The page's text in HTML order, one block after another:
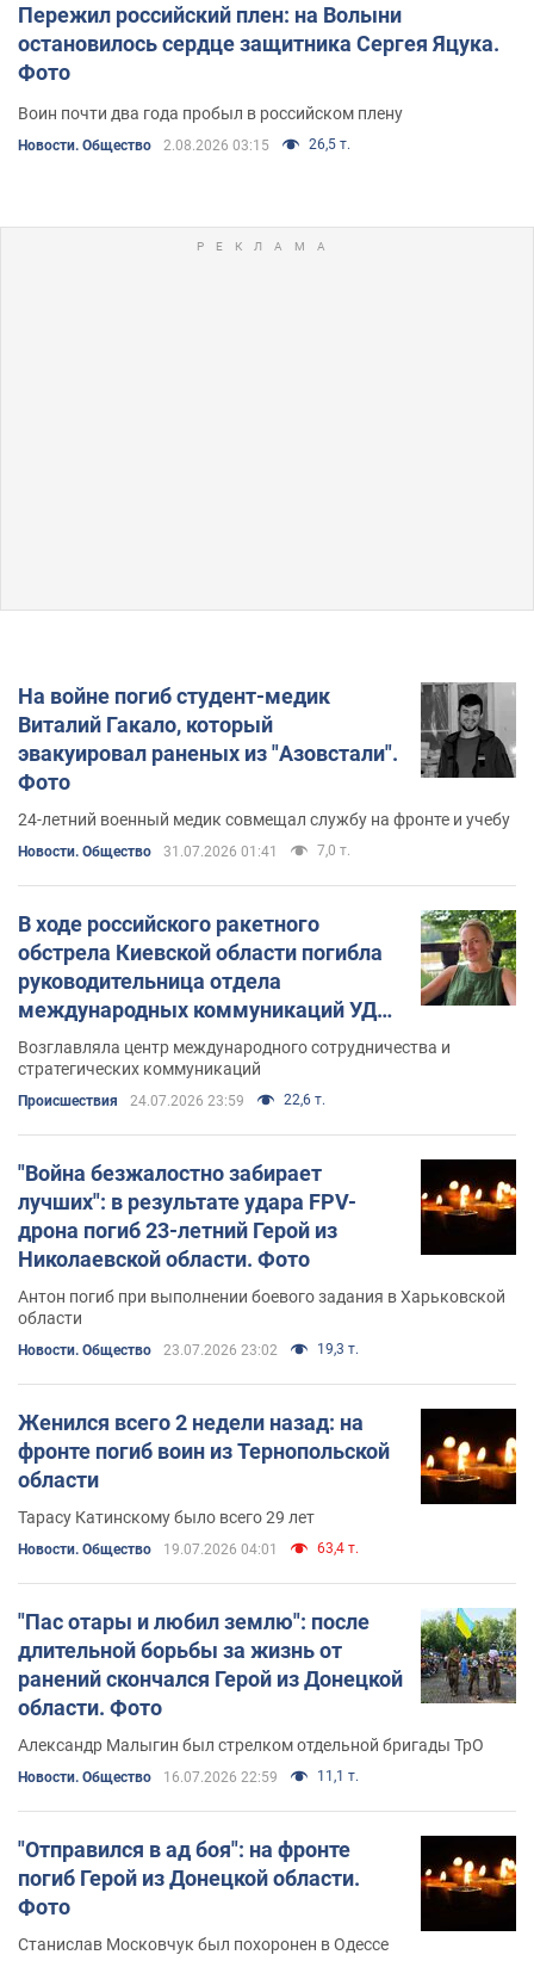
Пережил российский плен: на Волыни
остановилось сердце защитника Сергея Яцука.
Фото
Воин почти два года пробыл в российском плену
Новости. Общество 2.08.2026 03:15 26,5 т.
На войне погиб студент-медик
Виталий Гакало, который
эвакуировал раненых из "Азовстали".
Фото
24-летний военный медик совмещал службу на фронте и учебу
Новости. Общество 31.07.2026 01:41 7,0 т.
В ходе российского ракетного
обстрела Киевской области погибла
руководительница отдела
международных коммуникаций УДО.
Фото
Возглавляла центр международного сотрудничества и
стратегических коммуникаций
Происшествия 24.07.2026 23:59 22,6 т.
"Война безжалостно забирает
лучших": в результате удара FPV-
дрона погиб 23-летний Герой из
Николаевской области. Фото
Антон погиб при выполнении боевого задания в Харьковской
области
Новости. Общество 23.07.2026 23:02 19,3 т.
Женился всего 2 недели назад: на
фронте погиб воин из Тернопольской
области
Тарасу Катинскому было всего 29 лет
Новости. Общество 19.07.2026 04:01 63,4 т.
"Пас отары и любил землю": после
длительной борьбы за жизнь от
ранений скончался Герой из Донецкой
области. Фото
Александр Малыгин был стрелком отдельной бригады ТрО
Новости. Общество 16.07.2026 22:59 11,1 т.
"Отправился в ад боя": на фронте
погиб Герой из Донецкой области.
Фото
Станислав Московчук был похоронен в Одессе